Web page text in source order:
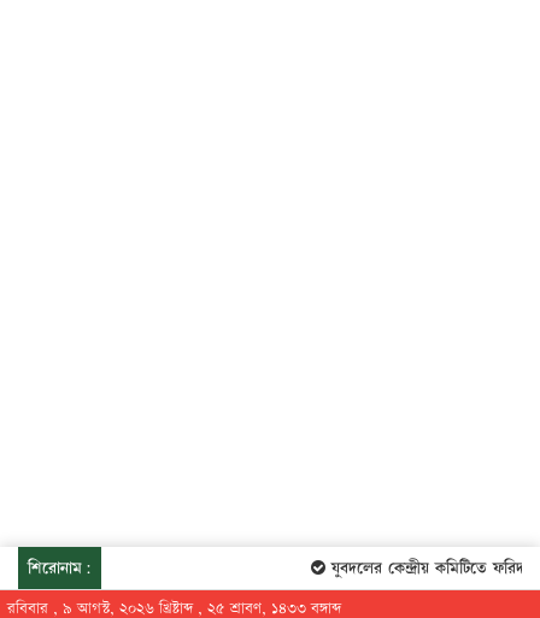
শিরোনাম: যুবদলের কেন্দ্রীয় কমিটিতে
রবিবার , ৯ আগস্ট, ২০২৬ খ্রিষ্টাব্দ , ২৫ শ্রাবণ, ১৪৩৩ বঙ্গাব্দ